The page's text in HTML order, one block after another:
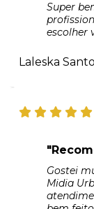
Super
escolher
Laleska
Gostei
Midia